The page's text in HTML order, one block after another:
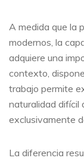
A medida que la
modernos, la
adquiere una
contexto,
trabajo permite
naturalidad difícil
exclusivamente
La diferencia